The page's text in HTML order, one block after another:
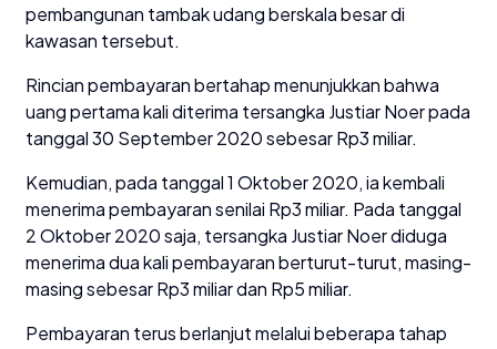
pembangunan tambak udang berskala besar di
kawasan tersebut.
Rincian pembayaran bertahap menunjukkan bahwa
uang pertama kali diterima tersangka Justiar Noer pada
tanggal 30 September 2020 sebesar Rp3 miliar.
Kemudian, pada tanggal 1 Oktober 2020, ia kembali
menerima pembayaran senilai Rp3 miliar. Pada tanggal
2 Oktober 2020 saja, tersangka Justiar Noer diduga
menerima dua kali pembayaran berturut-turut, masing-
masing sebesar Rp3 miliar dan Rp5 miliar.
Pembayaran terus berlanjut melalui beberapa tahap